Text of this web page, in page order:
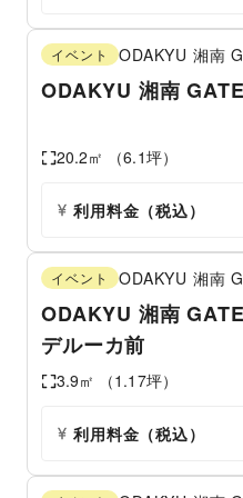
イベント ODAKYU 湘南
ODAKYU 湘南
20.2㎡ （6.1坪）
利用料金（税込）
イベント ODAKYU 湘南
ODAKYU 湘南
デルーカ前
3.9㎡ （1.17坪）
利用料金（税込）